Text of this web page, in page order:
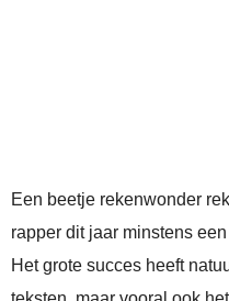
Een beetje rekenwonder
rapper dit jaar minstens
Het grote succes heeft